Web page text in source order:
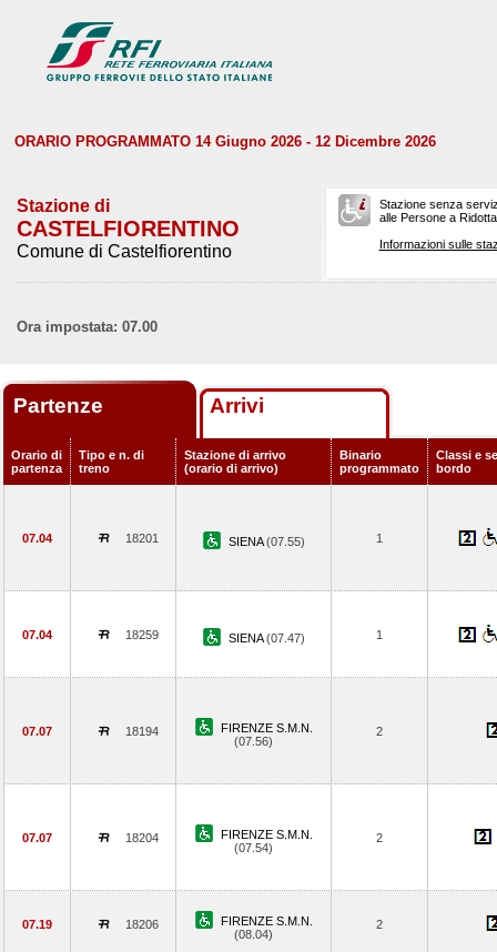
ORARIO PROGRAMMATO 14 Giugno 2026 - 12 Dicembre 2026
Stazione di
CASTELFIORENTINO
Comune di Castelfiorentino
Stazione senza
alle Persone a
Informazioni sulle
Ora impostata: 07.00
Partenze Arrivi
Orario di
partenza
Tipo e n. di
treno
Stazione di arrivo
(orario di arrivo)
Binario
programmato
Classi e
bordo
07.04 18201 SIENA(07.55) 1
07.04 18259 SIENA(07.47) 1
07.07 18194
FIRENZE S.M.N.
(07.56)
2
07.07 18204
FIRENZE S.M.N.
(07.54)
2
07.19 18206
FIRENZE S.M.N.
(08.04)
2